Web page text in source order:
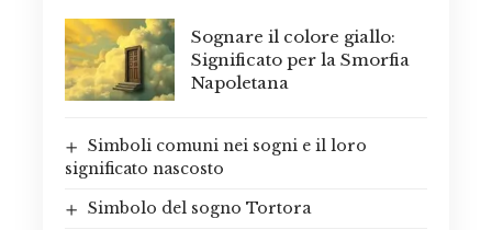
Sognare il colore giallo:
Significato per la Smorfia
Napoletana
Simboli comuni nei sogni e il loro
significato nascosto
Simbolo del sogno Tortora